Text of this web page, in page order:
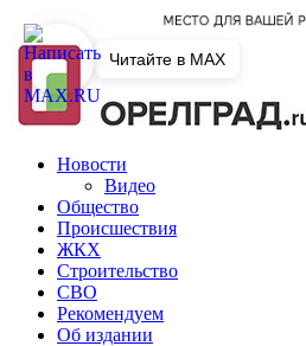
Новости
Видео
Общество
Происшествия
ЖКХ
Строительство
СВО
Рекомендуем
Об издании
Читайте в MAX